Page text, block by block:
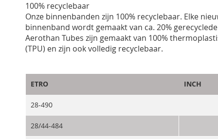
100% recyclebaar
Onze binnenbanden zijn 100% recyclebaar. Elke
binnenband wordt gemaakt van ca. 20%
Aerothan Tubes zijn gemaakt van 100%
(TPU) en zijn ook volledig recyclebaar.
ETRO INCH
28-490
28/44-484